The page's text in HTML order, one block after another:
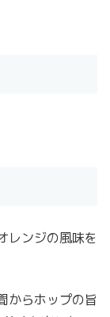
レンジの風味を
からホップの旨